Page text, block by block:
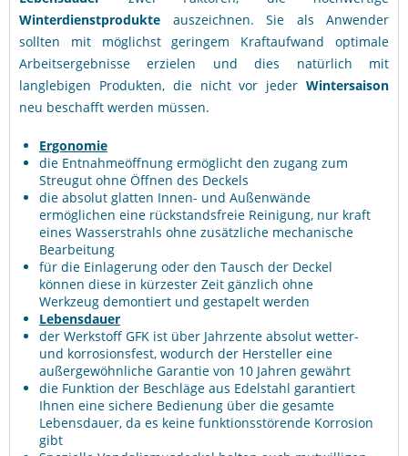
Winterdienstprodukte auszeichnen. Sie als Anwender
sollten mit möglichst geringem Kraftaufwand optimale
Arbeitsergebnisse erzielen und dies natürlich mit
langlebigen Produkten, die nicht vor jeder Wintersaison
neu beschafft werden müssen.
Ergonomie
die Entnahmeöffnung ermöglicht den zugang zum
Streugut ohne Öffnen des Deckels
die absolut glatten Innen- und Außenwände
ermöglichen eine rückstandsfreie Reinigung, nur kraft
eines Wasserstrahls ohne zusätzliche mechanische
Bearbeitung
für die Einlagerung oder den Tausch der Deckel
können diese in kürzester Zeit gänzlich ohne
Werkzeug demontiert und gestapelt werden
Lebensdauer
der Werkstoff GFK ist über Jahrzente absolut wetter-
und korrosionsfest, wodurch der Hersteller eine
außergewöhnliche Garantie von 10 Jahren gewährt
die Funktion der Beschläge aus Edelstahl garantiert
Ihnen eine sichere Bedienung über die gesamte
Lebensdauer, da es keine funktionsstörende Korrosion
gibt